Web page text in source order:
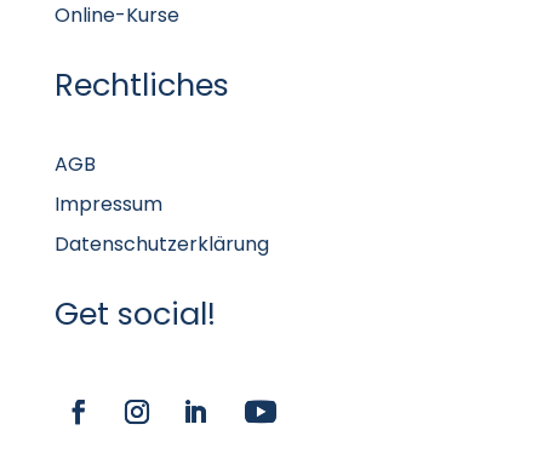
Online-Kurse
Rechtliches
AGB
Impressum
Datenschutzerklärung
Get social!